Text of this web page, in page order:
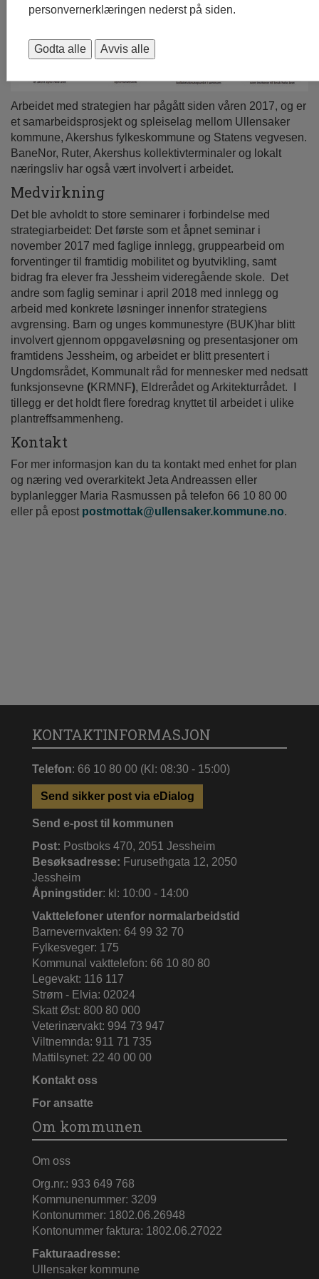
Arbeidet med strategien har pågått siden våren 2017, og er
et samarbeidsprosjekt og spleiselag mellom Ullensaker
kommune, Akershus fylkeskommune og Statens vegvesen.
BaneNor, Ruter, Akershus kollektivterminaler og lokalt
næringsliv har også vært involvert i arbeidet.
Medvirkning
Det ble avholdt to store seminarer i forbindelse med
strategiarbeidet: Det første som et åpnet seminar i
november 2017 med faglige innlegg, gruppearbeid om
forventinger til framtidig mobilitet og byutvikling, samt
bidrag fra elever fra Jessheim videregående skole. Det
andre som faglig seminar i april 2018 med innlegg og
arbeid med konkrete løsninger innenfor strategiens
avgrensing. Barn og unges kommunestyre (BUK)har blitt
involvert gjennom oppgaveløsning og presentasjoner om
framtidens Jessheim, og arbeidet er blitt presentert i
Ungdomsrådet, Kommunalt råd for mennesker med nedsatt
funksjonsevne (KRMNF), Eldrerådet og Arkitekturrådet. I
tillegg er det holdt flere foredrag knyttet til arbeidet i ulike
plantreffsammenheng.
Kontakt
For mer informasjon kan du ta kontakt med enhet for plan
og næring ved overarkitekt Jeta Andreassen eller
byplanlegger Maria Rasmussen på telefon 66 10 80 00
eller på epost postmottak@ullensaker.kommune.no.
KONTAKTINFORMASJON
Telefon: 66 10 80 00 (Kl: 08:30 - 15:00)
Send sikker post via eDialog
Send e-post til kommunen
Post: Postboks 470, 2051 Jessheim
Besøksadresse: Furusethgata 12, 2050
Jessheim
Åpningstider: kl: 10:00 - 14:00
Vakttelefoner utenfor normalarbeidstid
Barnevernvakten: 64 99 32 70
Fylkesveger: 175
Kommunal vakttelefon: 66 10 80 80
Legevakt: 116 117
Strøm - Elvia: 02024
Skatt Øst: 800 80 000
Veterinærvakt: 994 73 947
Viltnemnda: 911 71 735
Mattilsynet: 22 40 00 00
Kontakt oss
For ansatte
Om kommunen
Om oss
Org.nr.: 933 649 768
Kommunenummer: 3209
Kontonummer: 1802.06.26948
Kontonummer faktura: 1802.06.27022
Fakturaadresse:
Ullensaker kommune
personvernerklæringen nederst på siden.
Godta alle Avvis alle